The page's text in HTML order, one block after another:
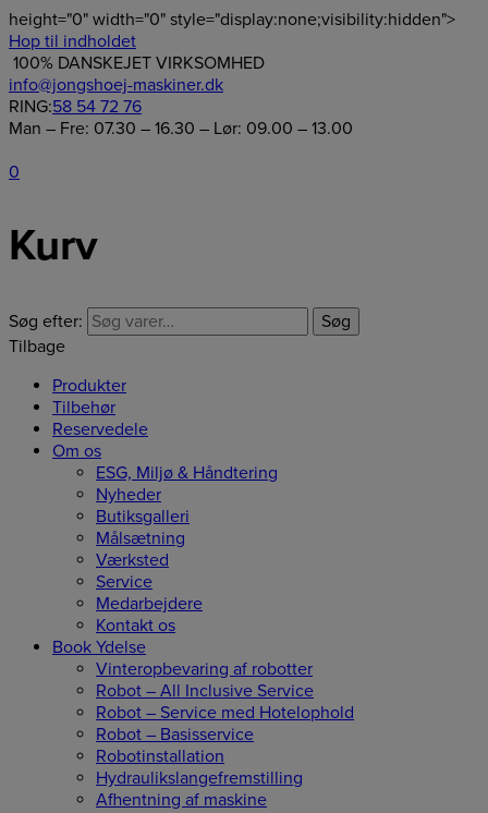
height="0" width="0" style="display:none;visibility:hidden">
Hop til indholdet
100% DANSKEJET VIRKSOMHED
info@jongshoej-maskiner.dk
RING:58 54 72 76
Man – Fre: 07.30 – 16.30 – Lør: 09.00 – 13.00
0
Kurv
Søg efter:
Søg
Tilbage
Produkter
Tilbehør
Reservedele
Om os
ESG, Miljø & Håndtering
Nyheder
Butiksgalleri
Målsætning
Værksted
Service
Medarbejdere
Kontakt os
Book Ydelse
Vinteropbevaring af robotter
Robot – All Inclusive Service
Robot – Service med Hotelophold
Robot – Basisservice
Robotinstallation
Hydraulikslangefremstilling
Afhentning af maskine